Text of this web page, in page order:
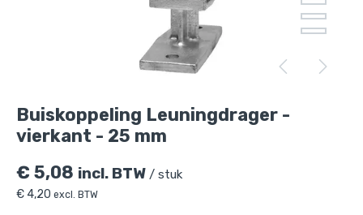
Buiskoppeling Leuningdrager -
vierkant - 25 mm
€ 5,08 incl. BTW / stuk
€ 4,20 excl. BTW
Buiskoppeling Leuningdrager - vierkant